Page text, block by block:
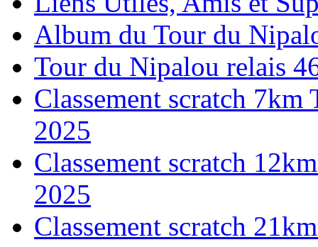
Album du Tour du
Tour du Nipalou relais
Classement scratch
2025
Classement scratch
2025
Classement scratch